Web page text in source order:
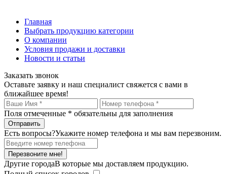
Главная
Выбрать продукцию категории
О компании
Условия продажи и доставки
Новости и статьи
Заказать звонок
Оставьте заявку и наш специалист свяжется с вами в
ближайшее время!
Поля отмеченные * обязательны для заполнения
Есть вопросы?Укажите номер телефона и мы вам перезвоним.
Перезвоните мне!
Другие городаВ которые мы доставляем продукцию.